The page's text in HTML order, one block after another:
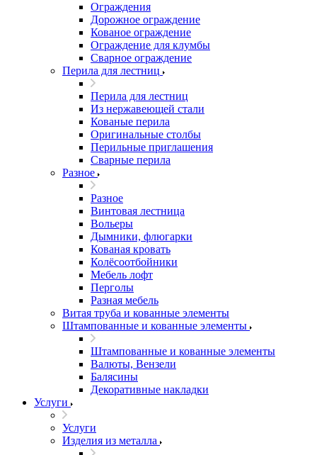
Ограждения
Дорожное ограждение
Кованое ограждение
Ограждение для клумбы
Сварное ограждение
Перила для лестниц
Перила для лестниц
Из нержавеющей стали
Кованые перила
Оригинальные столбы
Перильные приглашения
Сварные перила
Разное
Разное
Винтовая лестница
Вольеры
Дымники, флюгарки
Кованая кровать
Колёсоотбойники
Мебель лофт
Перголы
Разная мебель
Витая труба и кованные элементы
Штампованные и кованные элементы
Штампованные и кованные элементы
Валюты, Вензели
Балясины
Декоративные накладки
Услуги
Услуги
Изделия из металла